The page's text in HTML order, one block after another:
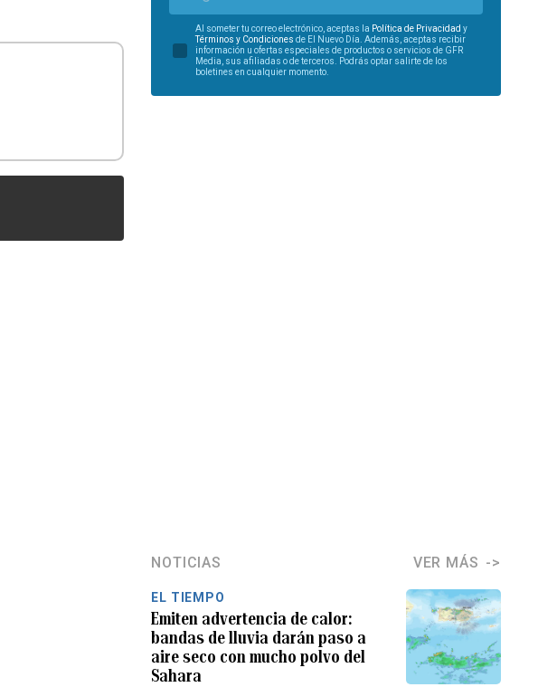
Al someter tu correo electrónico, aceptas la Política de Privacidad y
Términos y Condiciones de El Nuevo Día. Además, aceptas recibir
información u ofertas especiales de productos o servicios de GFR
Media, sus afiliadas o de terceros. Podrás optar salirte de los
boletines en cualquier momento.
NOTICIAS VER MÁS
EL TIEMPO
Emiten advertencia de calor:
bandas de lluvia darán paso a
aire seco con mucho polvo del
Sahara